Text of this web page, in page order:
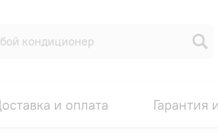
и оплата Гарантия